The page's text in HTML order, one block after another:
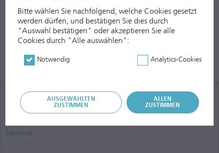
Bitte wählen Sie nachfolgend, welche Cookies gesetzt
werden dürfen, und be­stätigen Sie dies durch
"Auswahl bestätigen" oder akzep­tieren Sie alle
Cookies durch "Alle auswählen":
Notwendig Analytics-Cookies
AUSGEWÄHLTEN
ZUSTIMMEN
ALLEN
ZUSTIMMEN
Services